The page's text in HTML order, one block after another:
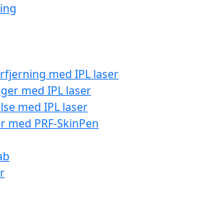
med IPL laser
med IPL laser
med IPL laser
med PRF-SkinPen